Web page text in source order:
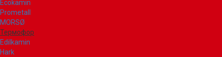
Ecokamin
Prometall
MORSØ
Термофор
Edilkamin
Hark